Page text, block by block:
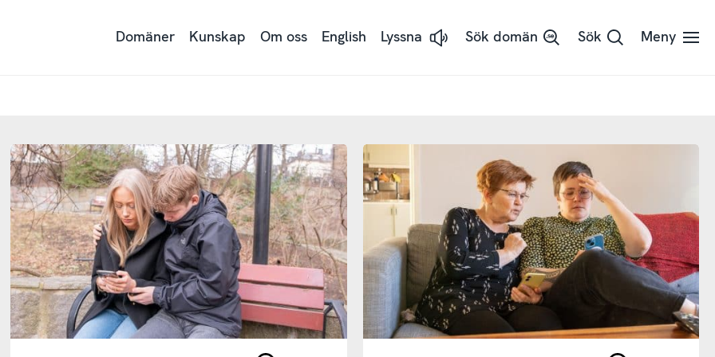
Domäner Kunskap Om oss English Lyssna
Lyssna Sök domän Sök Meny